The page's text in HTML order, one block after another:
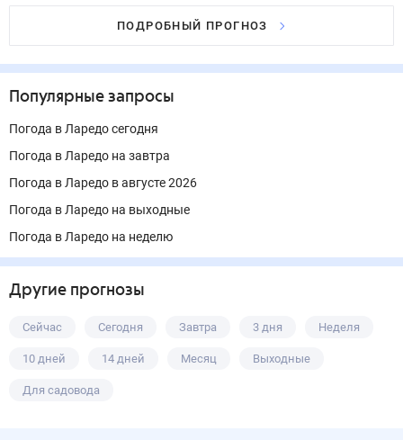
ПОДРОБНЫЙ ПРОГНОЗ
Популярные запросы
Погода в Ларедо сегодня
Погода в Ларедо на завтра
Погода в Ларедо в августе 2026
Погода в Ларедо на выходные
Погода в Ларедо на неделю
Другие прогнозы
Сейчас Сегодня Завтра 3 дня Неделя
10 дней 14 дней Месяц Выходные
Для садовода